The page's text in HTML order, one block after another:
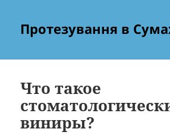
Протезування в
Что такое
виниры?